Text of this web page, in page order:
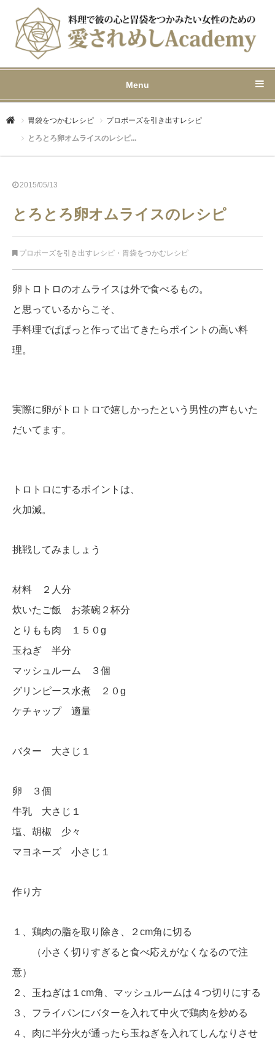
Menu
胃袋をつかむレシピ プロポーズを引き出すレシピ
とろとろ卵オムライスのレシピ...
2015/05/13
とろとろ卵オムライスのレシピ
プロポーズを引き出すレシピ ・ 胃袋をつかむレシピ
卵トロトロのオムライスは外で食べるもの。
と思っているからこそ、
手料理でぱぱっと作って出てきたらポイントの高い料
理。
実際に卵がトロトロで嬉しかったという男性の声もいた
だいてます。
トロトロにするポイントは、
火加減。
挑戦してみましょう
材料 ２人分
炊いたご飯 お茶碗２杯分
とりもも肉 １５０g
玉ねぎ 半分
マッシュルーム ３個
グリンピース水煮 ２０g
ケチャップ 適量
バター 大さじ１
卵 ３個
牛乳 大さじ１
塩、胡椒 少々
マヨネーズ 小さじ１
作り方
１、鶏肉の脂を取り除き、２cm角に切る
（小さく切りすぎると食べ応えがなくなるので注
意）
２、玉ねぎは１cm角、マッシュルームは４つ切りにする
３、フライパンにバターを入れて中火で鶏肉を炒める
４、肉に半分火が通ったら玉ねぎを入れてしんなりさせ